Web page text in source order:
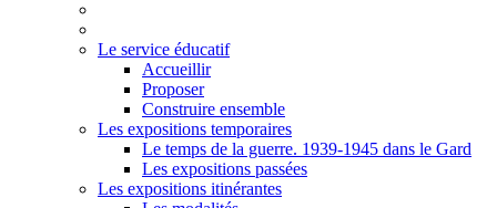
Le service éducatif
Accueillir
Proposer
Construire ensemble
Les expositions temporaires
Le temps de la guerre. 1939-1945 dans le Gard
Les expositions passées
Les expositions itinérantes